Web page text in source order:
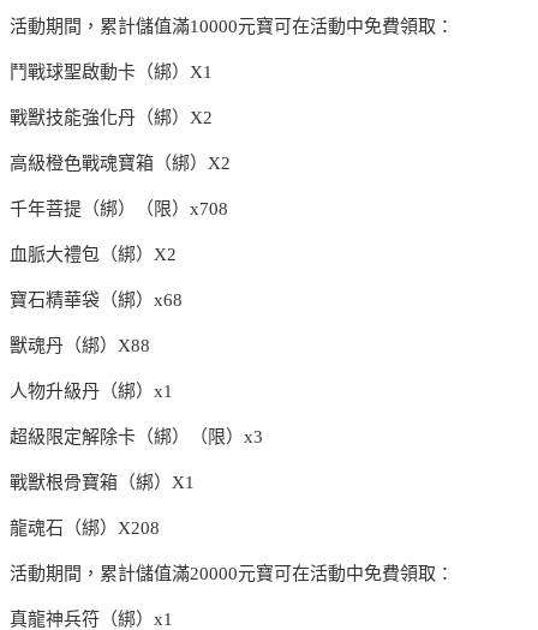
活動期間，累計儲值滿10000元寶可在活動中免費領取：
鬥戰球聖啟動卡（綁）X1
戰獸技能強化丹（綁）X2
高級橙色戰魂寶箱（綁）X2
千年菩提（綁）（限）x708
血脈大禮包（綁）X2
寶石精華袋（綁）x68
獸魂丹（綁）X88
人物升級丹（綁）x1
超級限定解除卡（綁）（限）x3
戰獸根骨寶箱（綁）X1
龍魂石（綁）X208
活動期間，累計儲值滿20000元寶可在活動中免費領取：
真龍神兵符（綁）x1